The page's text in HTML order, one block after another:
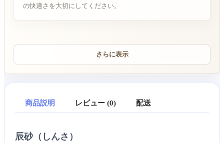
の快適さを大切にしてください。
さらに表示
辰砂（しんさ）
商品説明 レビュー (0) 配送